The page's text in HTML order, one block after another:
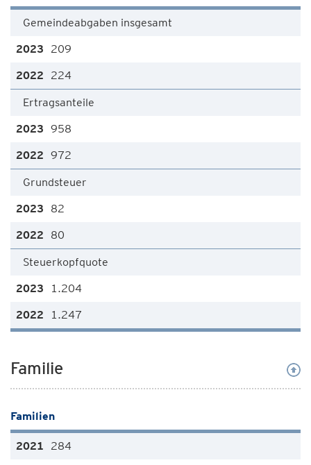
Gemeindeabgaben insgesamt
209
224
Ertragsanteile
958
972
Grundsteuer
82
80
Steuerkopfquote
1.204
1.247
Familie
Familien
284